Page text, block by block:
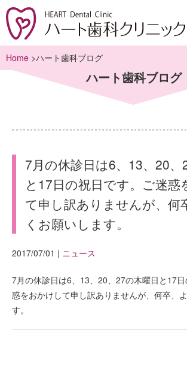
Home >ハート歯科ブログ
ハート歯科ブログ
7月の休診日は6、13、20、
と17日の祝日です。ご迷惑
て申し訳ありませんが、何
くお願いします。
2017/07/01 | ニュース
7月の休診日は6、13、20、27の木曜日と17
惑をおかけして申し訳ありませんが、何卒、
す。